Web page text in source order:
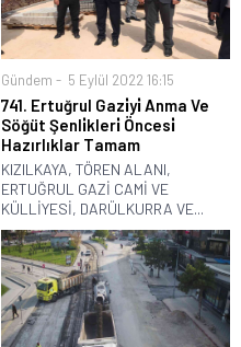
Gündem 5 Eylül 2022 16:15
741. Ertuğrul Gazi̇yi̇ Anma Ve
Söğüt Şenli̇kleri̇ Öncesi̇
Hazırlıklar Tamam
KIZILKAYA, TÖREN ALANI,
ERTUĞRUL GAZİ CAMİ VE
KÜLLİYESİ, DARÜLKURRA VE...